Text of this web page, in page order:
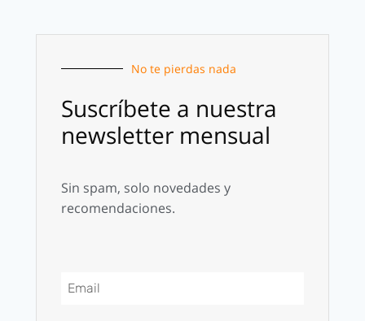
No te pierdas nada
Suscríbete a nuestra
newsletter mensual
Sin spam, solo novedades y
recomendaciones.